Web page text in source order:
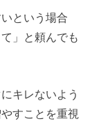
という場合
」と頼んでも
キレないよう
すことを重視